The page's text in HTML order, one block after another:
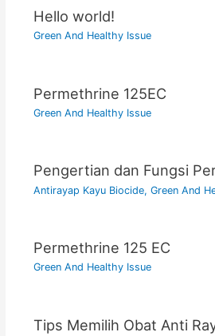
Hello world!
Green And Healthy Issue
Permethrine 125EC
Green And Healthy Issue
Pengertian dan Fungsi
Antirayap Kayu Biocide, Green And
Permethrine 125 EC
Green And Healthy Issue
Tips Memilih Obat Anti